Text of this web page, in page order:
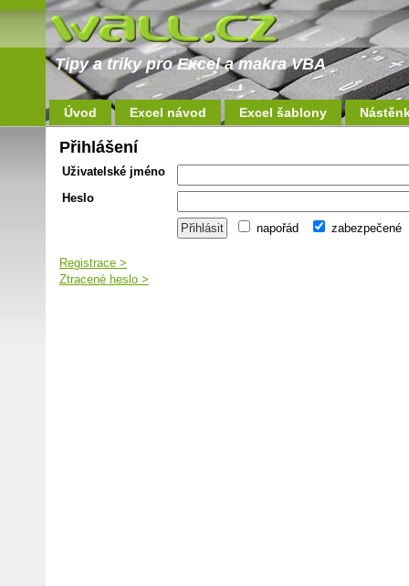
Tipy a triky pro Excel a makra VBA
Úvod Excel návod Excel šablony
Přihlášení
Uživatelské jméno
Heslo
napořád zabezpečené
Registrace >
Ztracené heslo >